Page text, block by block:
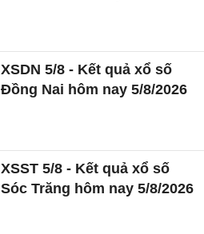
XSDN 5/8 - Kết quả xổ số
Đồng Nai hôm nay 5/8/2026
XSST 5/8 - Kết quả xổ số
Sóc Trăng hôm nay 5/8/2026